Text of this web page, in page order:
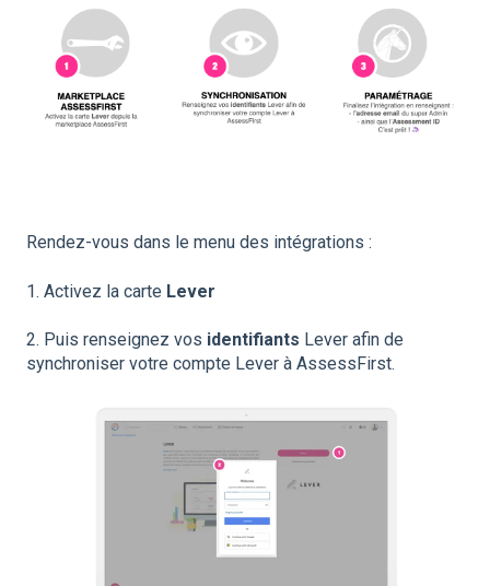
Rendez-vous dans le menu des intégrations :
1. Activez la carte Lever
2. Puis renseignez vos identifiants Lever afin de
synchroniser votre compte Lever à AssessFirst.